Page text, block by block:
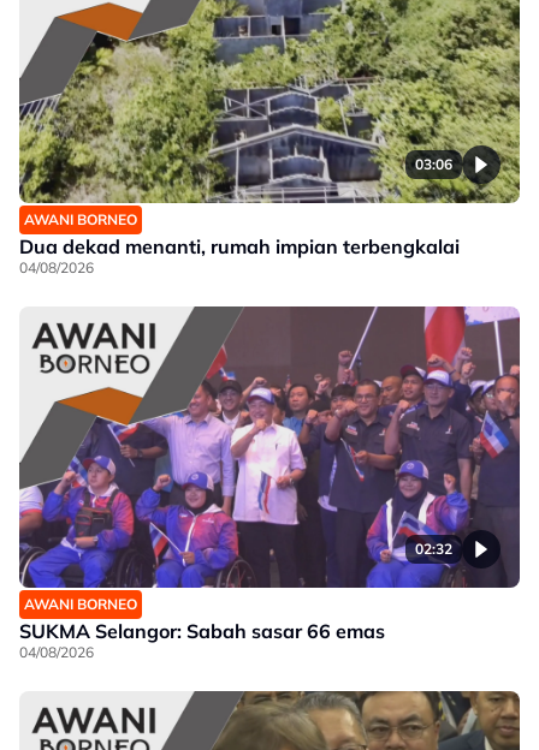
03:06
AWANI BORNEO
Dua dekad menanti, rumah impian terbengkalai
04/08/2026
02:32
AWANI BORNEO
SUKMA Selangor: Sabah sasar 66 emas
04/08/2026